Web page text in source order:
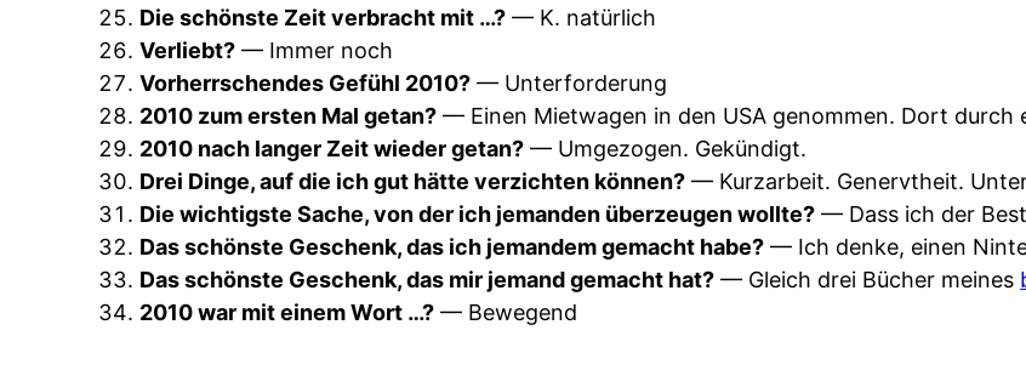
Die schönste Zeit verbracht mit …? — K. natürlich
Verliebt? — Immer noch
Vorherrschendes Gefühl 2010? — Unterforderung
2010 zum ersten Mal getan? — Einen Mietwagen in den USA genommen. Dort durch
2010 nach langer Zeit wieder getan? — Umgezogen. Gekündigt.
Drei Dinge, auf die ich gut hätte verzichten können? — Kurzarbeit. Genervtheit.
Die wichtigste Sache, von der ich jemanden überzeugen wollte? — Dass ich der
Das schönste Geschenk, das ich jemandem gemacht habe? — Ich denke, einen
Das schönste Geschenk, das mir jemand gemacht hat? — Gleich drei Bücher meines
2010 war mit einem Wort …? — Bewegend